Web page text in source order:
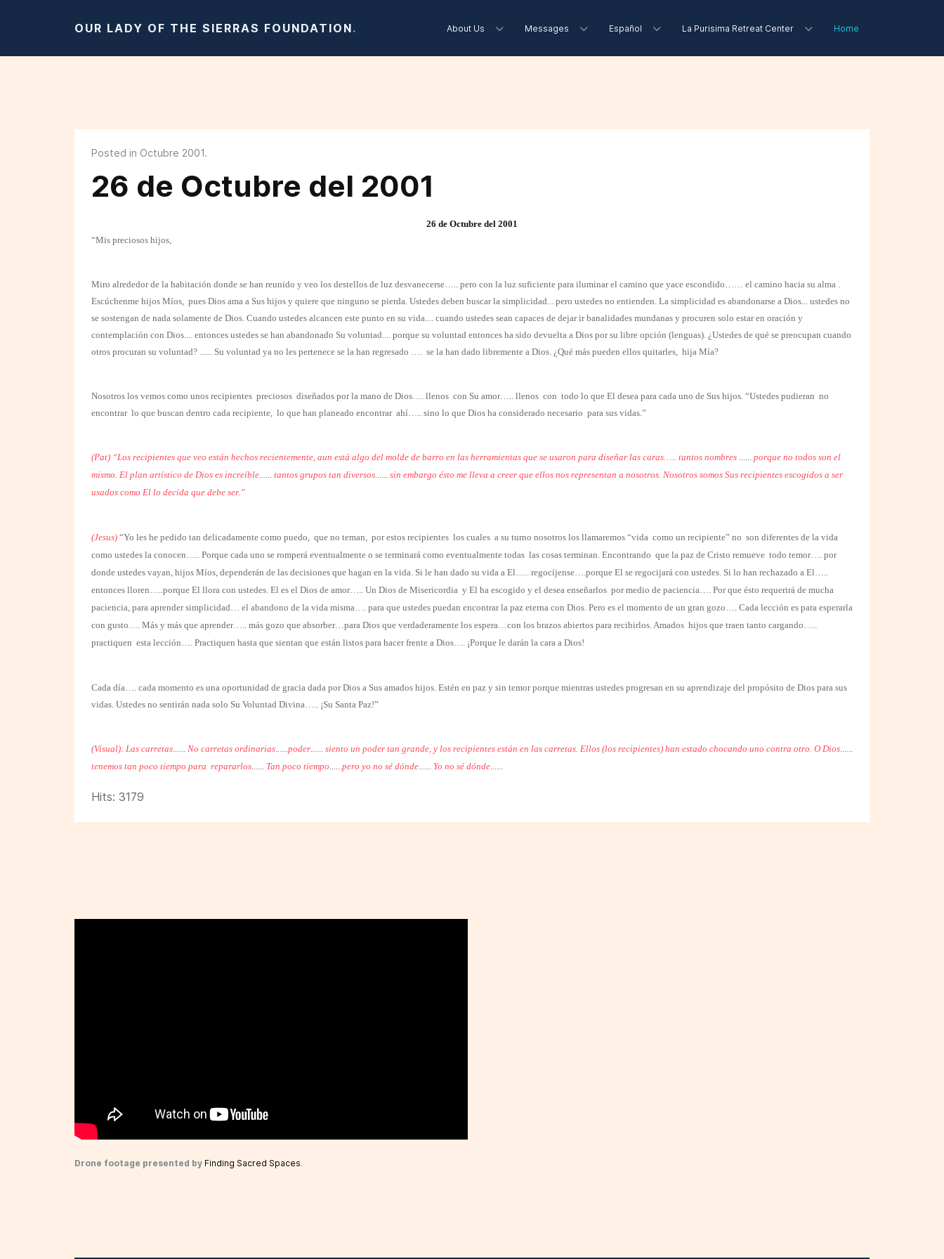
OUR LADY OF THE SIERRAS FOUNDATION. About Us Messages Español La Purisima Retreat Center Home
Posted in Octubre 2001.
26 de Octubre del 2001
26 de Octubre del 2001
“Mis preciosos hijos,
Miro alrededor de la habitación donde se han reunido y veo los destellos de luz desvanecerse….. pero con la luz suficiente para iluminar el camino que yace escondido…… el camino hacia su alma .
Escúchenme hijos Míos, pues Dios ama a Sus hijos y quiere que ninguno se pierda. Ustedes deben buscar la simplicidad... pero ustedes no entienden. La simplicidad es abandonarse a Dios... ustedes no
se sostengan de nada solamente de Dios. Cuando ustedes alcancen este punto en su vida.... cuando ustedes sean capaces de dejar ir banalidades mundanas y procuren solo estar en oración y
contemplación con Dios.... entonces ustedes se han abandonado Su voluntad.... porque su voluntad entonces ha sido devuelta a Dios por su libre opción (lenguas). ¿Ustedes de qué se preocupan cuando
otros procuran su voluntad? ...... Su voluntad ya no les pertenece se la han regresado …. se la han dado libremente a Dios. ¿Qué más pueden ellos quitarles, hija Mía?
Nosotros los vemos como unos recipientes preciosos diseñados por la mano de Dios…. llenos con Su amor….. llenos con todo lo que El desea para cada uno de Sus hijos. “Ustedes pudieran no
encontrar lo que buscan dentro cada recipiente, lo que han planeado encontrar ahí….. sino lo que Dios ha considerado necesario para sus vidas.”
(Pat) “Los recipientes que veo están hechos recientemente, aun está algo del molde de barro en las herramientas que se usaron para diseñar las caras….. tantos nombres ...... porque no todos son el
mismo. El plan artístico de Dios es increíble...... tantos grupos tan diversos...... sin embargo ésto me lleva a creer que ellos nos representan a nosotros. Nosotros somos Sus recipientes escogidos a ser
usados como El lo decida que debe ser.”
(Jesus) “Yo les he pedido tan delicadamente como puedo, que no teman, por estos recipientes los cuales a su turno nosotros los llamaremos “vida como un recipiente” no son diferentes de la vida
como ustedes la conocen….. Porque cada uno se romperá eventualmente o se terminará como eventualmente todas las cosas terminan. Encontrando que la paz de Cristo remueve todo temor…. por
donde ustedes vayan, hijos Míos, dependerán de las decisiones que hagan en la vida. Si le han dado su vida a El….. regocíjense….porque El se regocijará con ustedes. Si lo han rechazado a El…..
entonces lloren…..porque El llora con ustedes. El es el Dios de amor….. Un Dios de Misericordia y El ha escogido y el desea enseñarlos por medio de paciencia…. Por que ésto requerirá de mucha
paciencia, para aprender simplicidad… el abandono de la vida misma…. para que ustedes puedan encontrar la paz eterna con Dios. Pero es el momento de un gran gozo…. Cada lección es para esperarla
con gusto…. Más y más que aprender….. más gozo que absorber…para Dios que verdaderamente los espera…con los brazos abiertos para recibirlos. Amados hijos que traen tanto cargando…..
practiquen esta lección…. Practiquen hasta que sientan que están listos para hacer frente a Dios…. ¡Porque le darán la cara a Dios!
Cada día…. cada momento es una oportunidad de gracia dada por Dios a Sus amados hijos. Estén en paz y sin temor porque mientras ustedes progresan en su aprendizaje del propósito de Dios para sus
vidas. Ustedes no sentirán nada solo Su Voluntad Divina….. ¡Su Santa Paz!”
(Visual): Las carretas...... No carretas ordinarias......poder...... siento un poder tan grande, y los recipientes están en las carretas. Ellos (los recipientes) han estado chocando uno contra otro. O Dios......
tenemos tan poco tiempo para repararlos...... Tan poco tiempo......pero yo no sé dónde...... Yo no sé dónde......
Hits: 3179
Drone footage presented by Finding Sacred Spaces.